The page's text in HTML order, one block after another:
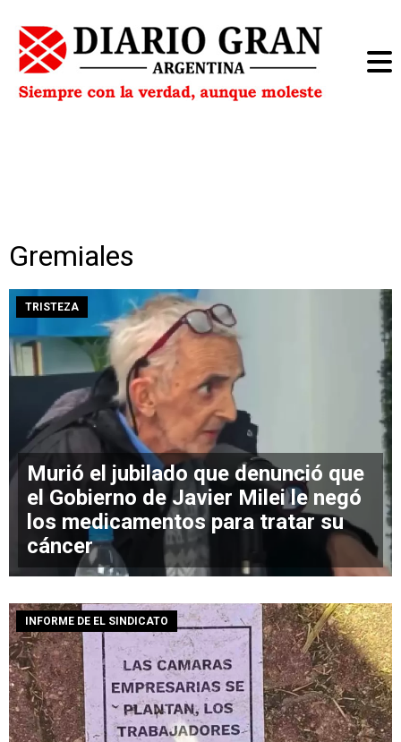
Gremiales
TRISTEZA
Murió el jubilado que denunció que
el Gobierno de Javier Milei le negó
los medicamentos para tratar su
cáncer
INFORME DE EL SINDICATO